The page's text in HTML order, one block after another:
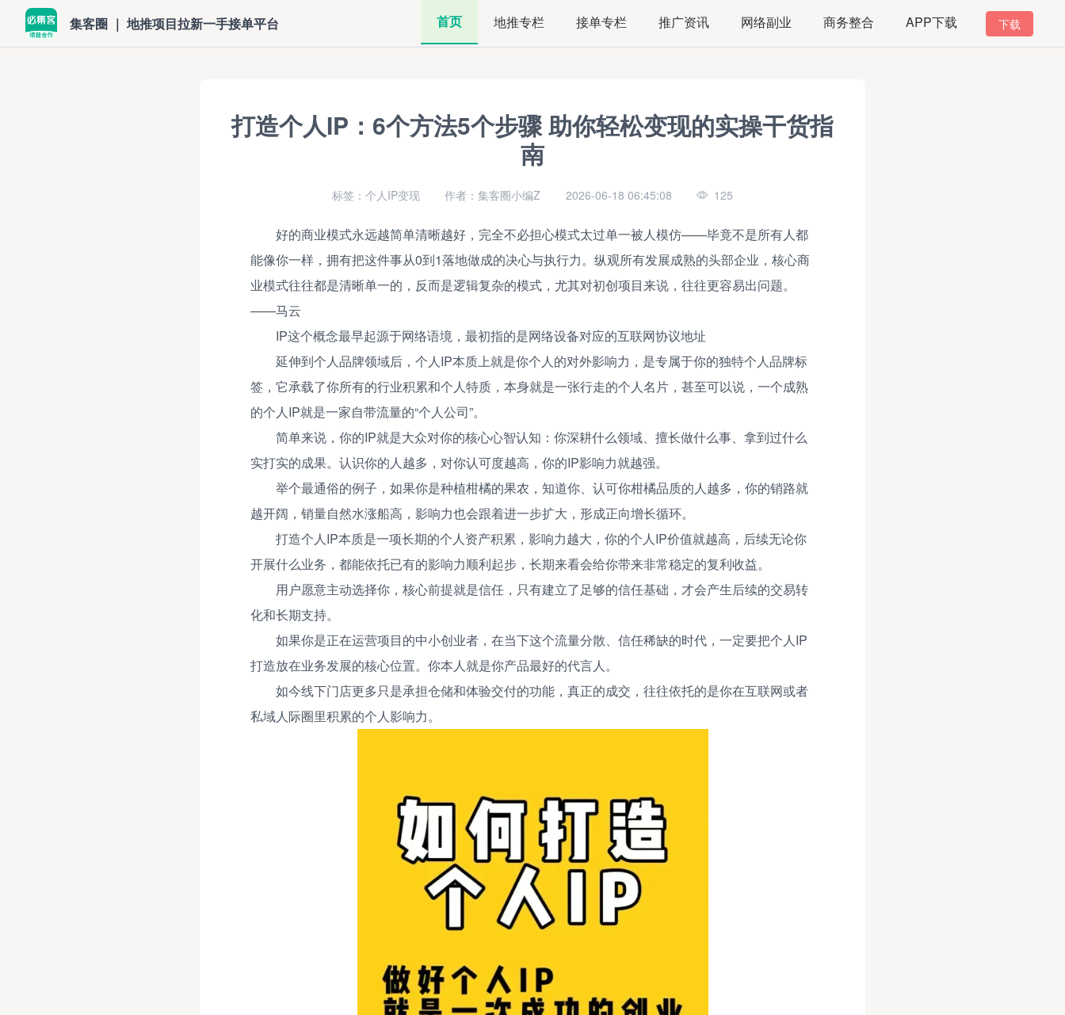
集客圈 ｜ 地推项目拉新一手接单平台 首页 地推专栏 接单专栏 推广资讯 网络副业 商务整合 APP下载 下载
打造个人IP：6个方法5个步骤 助你轻松变现的实操干货指
南
标签：个人IP变现 作者：集客圈小编Z 2026-06-18 06:45:08 125
好的商业模式永远越简单清晰越好，完全不必担心模式太过单一被人模仿——毕竟不是所有人都
能像你一样，拥有把这件事从0到1落地做成的决心与执行力。纵观所有发展成熟的头部企业，核心商
业模式往往都是清晰单一的，反而是逻辑复杂的模式，尤其对初创项目来说，往往更容易出问题。
——马云
IP这个概念最早起源于网络语境，最初指的是网络设备对应的互联网协议地址
延伸到个人品牌领域后，个人IP本质上就是你个人的对外影响力，是专属于你的独特个人品牌标
签，它承载了你所有的行业积累和个人特质，本身就是一张行走的个人名片，甚至可以说，一个成熟
的个人IP就是一家自带流量的“个人公司”。
简单来说，你的IP就是大众对你的核心心智认知：你深耕什么领域、擅长做什么事、拿到过什么
实打实的成果。认识你的人越多，对你认可度越高，你的IP影响力就越强。
举个最通俗的例子，如果你是种植柑橘的果农，知道你、认可你柑橘品质的人越多，你的销路就
越开阔，销量自然水涨船高，影响力也会跟着进一步扩大，形成正向增长循环。
打造个人IP本质是一项长期的个人资产积累，影响力越大，你的个人IP价值就越高，后续无论你
开展什么业务，都能依托已有的影响力顺利起步，长期来看会给你带来非常稳定的复利收益。
用户愿意主动选择你，核心前提就是信任，只有建立了足够的信任基础，才会产生后续的交易转
化和长期支持。
如果你是正在运营项目的中小创业者，在当下这个流量分散、信任稀缺的时代，一定要把个人IP
打造放在业务发展的核心位置。你本人就是你产品最好的代言人。
如今线下门店更多只是承担仓储和体验交付的功能，真正的成交，往往依托的是你在互联网或者
私域人际圈里积累的个人影响力。